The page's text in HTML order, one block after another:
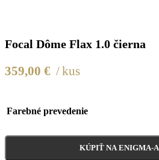
Focal Dôme Flax 1.0 čierna
359,00 € kus
Farebné prevedenie
KÚPIŤ NA ENIGMA-